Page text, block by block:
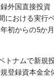
外国直接投
における実行
初からの5か
トナムで新規
登録資本金